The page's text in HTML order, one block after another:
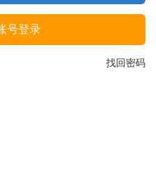
号登录
找回密码